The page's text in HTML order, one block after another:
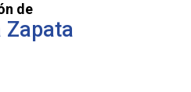
de
Zapata